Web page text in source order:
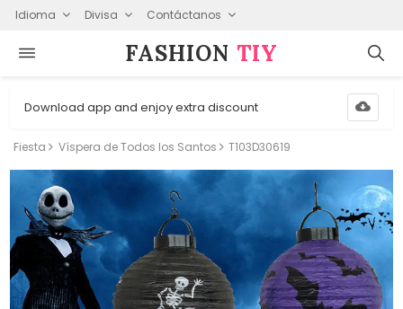
Idioma Divisa Contáctanos
FASHION⁠ TIY
Download app and enjoy extra discount
Fiesta Víspera de Todos los Santos T103D30619